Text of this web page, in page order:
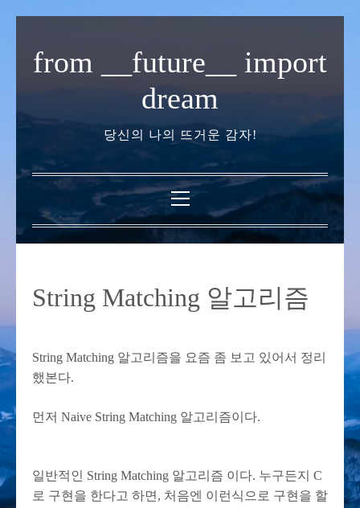
기
from __future__ import
dream
당신의 나의 뜨거운 감자!
기
본
메
뉴
String Matching 알고리즘
String Matching 알고리즘을 요즘 좀 보고 있어서 정리
했본다.
먼저 Naive String Matching 알고리즘이다.
일반적인 String Matching 알고리즘 이다. 누구든지 C
로 구현을 한다고 하면, 처음엔 이런식으로 구현을 할